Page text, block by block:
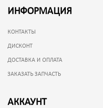
ИНФОРМАЦИЯ
КОНТАКТЫ
ДИСКОНТ
ДОСТАВКА И ОПЛАТА
ЗАКАЗАТЬ ЗАПЧАСТЬ
АККАУНТ